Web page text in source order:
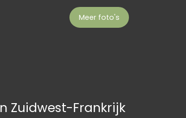
Meer foto's
Zuidwest-Frankrijk